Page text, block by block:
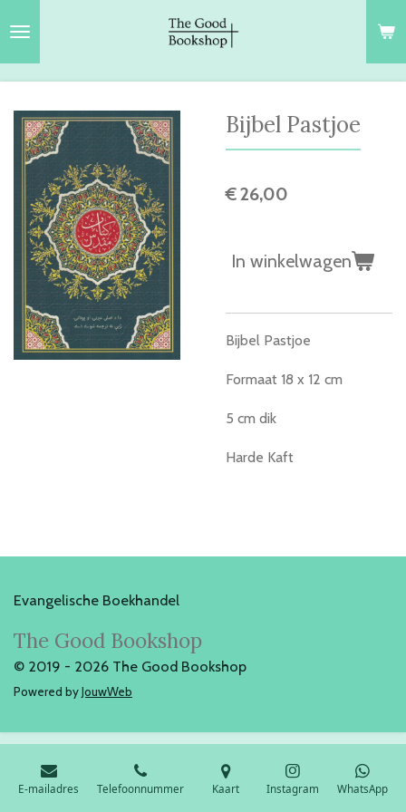
hoofdinhoud
Bijbel Pastjoe
€ 26,00
In winkelwagen
Bijbel Pastjoe
Formaat 18 x 12 cm
5 cm dik
Harde Kaft
Evangelische Boekhandel
The Good Bookshop
© 2019 - 2026 The Good Bookshop
Powered byJouwWeb
E-mailadres Telefoonnummer Kaart Instagram WhatsApp